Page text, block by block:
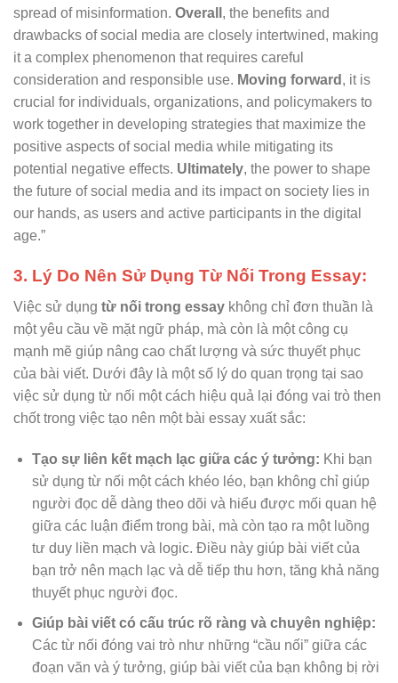
spread of misinformation. Overall , the benefits and
drawbacks of social media are closely intertwined, making
it a complex phenomenon that requires careful
consideration and responsible use. Moving forward , it is
crucial for individuals, organizations, and policymakers to
work together in developing strategies that maximize the
positive aspects of social media while mitigating its
potential negative effects. Ultimately, the power to shape
the future of social media and its impact on society lies in
our hands, as users and active participants in the digital
age.”
3. Lý Do Nên Sử Dụng Từ Nối Trong Essay:
Việc sử dụng từ nối trong essay không chỉ đơn thuần là
một yêu cầu về mặt ngữ pháp, mà còn là một công cụ
mạnh mẽ giúp nâng cao chất lượng và sức thuyết phục
của bài viết. Dưới đây là một số lý do quan trọng tại sao
việc sử dụng từ nối một cách hiệu quả lại đóng vai trò then
chốt trong việc tạo nên một bài essay xuất sắc:
Tạo sự liên kết mạch lạc giữa các ý tưởng: Khi bạn
sử dụng từ nối một cách khéo léo, bạn không chỉ giúp
người đọc dễ dàng theo dõi và hiểu được mối quan hệ
giữa các luận điểm trong bài, mà còn tạo ra một luồng
tư duy liền mạch và logic. Điều này giúp bài viết của
bạn trở nên mạch lạc và dễ tiếp thu hơn, tăng khả năng
thuyết phục người đọc.
Giúp bài viết có cấu trúc rõ ràng và chuyên nghiệp:
Các từ nối đóng vai trò như những “cầu nối” giữa các
đoạn văn và ý tưởng, giúp bài viết của bạn không bị rời